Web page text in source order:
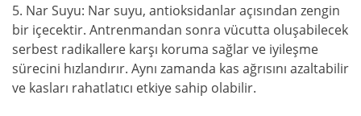
5. Nar Suyu: Nar suyu, antioksidanlar açısından zengin
bir içecektir. Antrenmandan sonra vücutta oluşabilecek
serbest radikallere karşı koruma sağlar ve iyileşme
sürecini hızlandırır. Aynı zamanda kas ağrısını azaltabilir
ve kasları rahatlatıcı etkiye sahip olabilir.